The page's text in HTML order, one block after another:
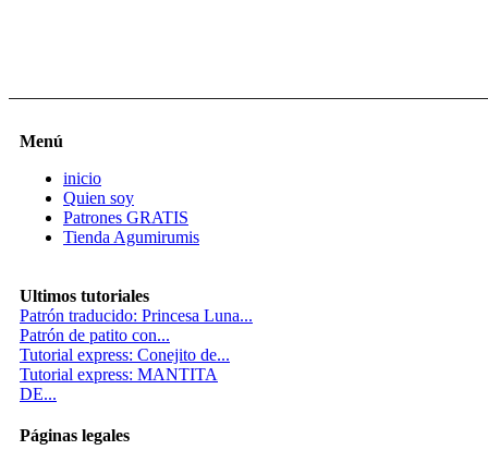
Menú
inicio
Quien soy
Patrones GRATIS
Tienda Agumirumis
Ultimos tutoriales
Patrón traducido: Princesa Luna...
Patrón de patito con...
Tutorial express: Conejito de...
Tutorial express: MANTITA
DE...
Páginas legales